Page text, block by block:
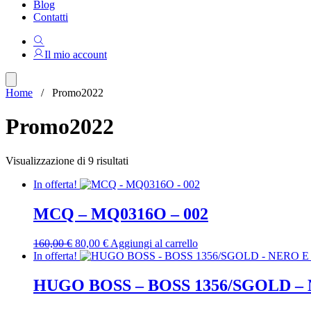
Blog
Contatti
Il mio account
Home / Promo2022
Promo2022
Visualizzazione di 9 risultati
base
più
recente
In offerta!
MCQ – MQ0316O – 002
160,00€ Il
prezzo
era:
160,00 €.
80,00 €Il
prezzo
è:
80,00 €.
Aggiungi al carrello
In offerta!
HUGO BOSS – BOSS 1356/SGOLD